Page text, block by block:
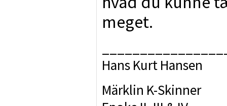
meget.
Hans Kurt Hansen
Märklin K-Skinner